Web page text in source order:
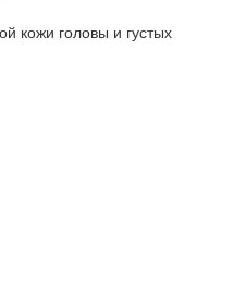
кожи головы и густых